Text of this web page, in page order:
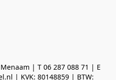
| T 06 287 088 71 | E
| KVK: 80148859 | BTW: